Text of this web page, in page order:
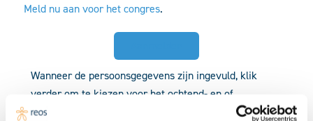
Meld nu aan voor het congres.
Wanneer de persoonsgegevens zijn ingevuld, klik
verder om te kiezen voor het ochtend- en of
middagdeel. Ook kunnen daarna de regio en de break-